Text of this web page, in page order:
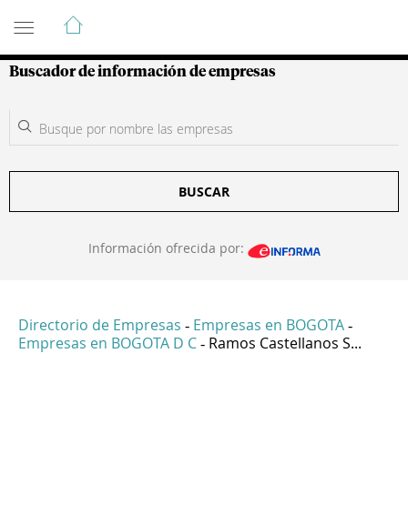
Guía de Empresas Colombianas
Buscador de información de empresas
BUSCAR
Información ofrecida por:
Directorio de Empresas - Empresas en BOGOTA -
Empresas en BOGOTA D C - Ramos Castellanos S...